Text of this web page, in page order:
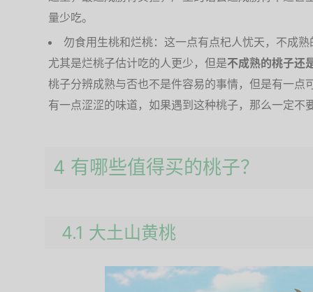
量少吃。
勿食用生桃和烂桃：这一点有点杞人忧天，不成
尤其是烂桃子估计吃的人更少，但是不成熟的桃子还
桃子分辨成熟与否也不是件容易的事情，但是有一点
有一点涩涩的味道，如果遇到这种桃子，那么一定不
4 有哪些值得买的桃子？
4.1 大土山黄桃